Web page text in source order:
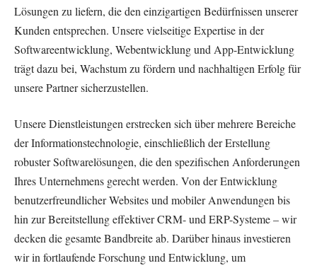
Lösungen zu liefern, die den einzigartigen Bedürfnissen unserer
Kunden entsprechen. Unsere vielseitige Expertise in der
Softwareentwicklung, Webentwicklung und App-Entwicklung
trägt dazu bei, Wachstum zu fördern und nachhaltigen Erfolg für
unsere Partner sicherzustellen.
Unsere Dienstleistungen erstrecken sich über mehrere Bereiche
der Informationstechnologie, einschließlich der Erstellung
robuster Softwarelösungen, die den spezifischen Anforderungen
Ihres Unternehmens gerecht werden. Von der Entwicklung
benutzerfreundlicher Websites und mobiler Anwendungen bis
hin zur Bereitstellung effektiver CRM- und ERP-Systeme – wir
decken die gesamte Bandbreite ab. Darüber hinaus investieren
wir in fortlaufende Forschung und Entwicklung, um